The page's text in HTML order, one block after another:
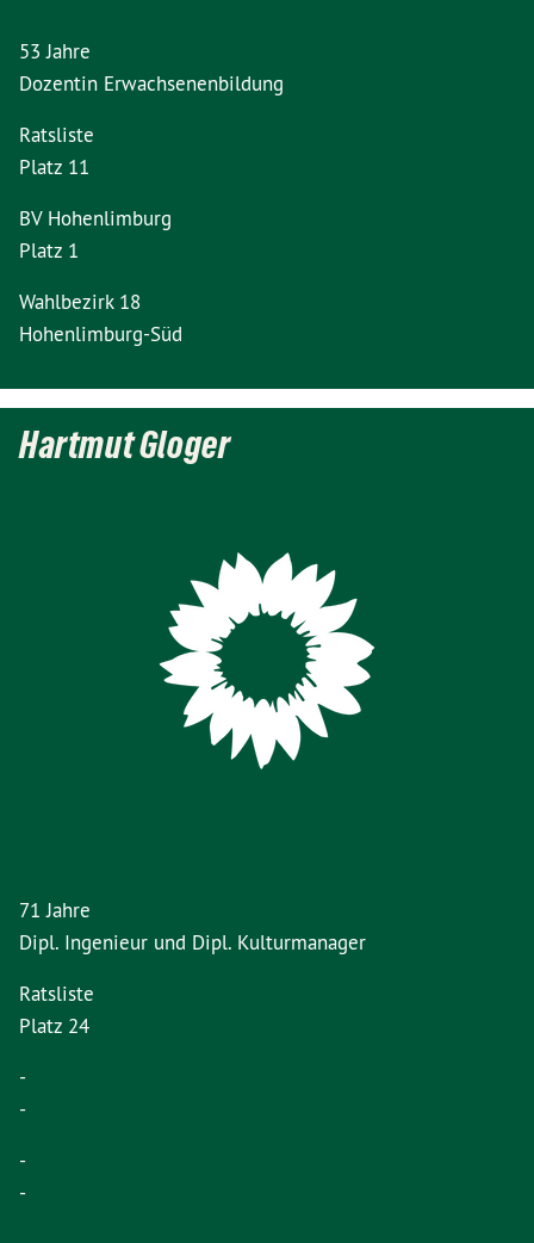
53 Jahre
Dozentin Erwachsenenbildung
Ratsliste
Platz 11
BV Hohenlimburg
Platz 1
Wahlbezirk 18
Hohenlimburg-Süd
Hartmut Gloger
71 Jahre
Dipl. Ingenieur und Dipl. Kulturmanager
Ratsliste
Platz 24
-
-
-
-